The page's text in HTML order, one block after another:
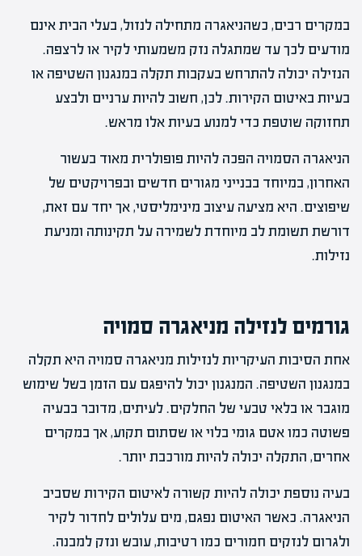
במקרים רבים, כשהניאגרה מתחילה לנזול, בעלי הבית אינם
מודעים לכך עד שמתגלה נזק משמעותי לקיר או לרצפה.
הנזילה יכולה להתרחש בעקבות תקלה במנגנון השטיפה או
בעיות באיטום הקירות. לכן, חשוב להיות ערניים ולבצע
תחזוקה שוטפת כדי למנוע בעיות אלו מראש.
הניאגרה הסמויה הפכה להיות פופולרית מאוד בעשור
האחרון, במיוחד בבנייני מגורים חדשים ובפרויקטים של
שיפוצים. היא מציעה עיצוב מינימליסטי, אך יחד עם זאת,
דורשת תשומת לב מיוחדת לשמירה על תקינותה ומניעת
נזילות.
גורמים לנזילה מניאגרה סמויה
אחת הסיבות העיקריות לנזילות מניאגרה סמויה היא תקלה
במנגנון השטיפה. המנגנון יכול להיפגם עם הזמן בשל שימוש
מוגבר או בלאי טבעי של החלקים. לעיתים, מדובר בבעיה
פשוטה כמו אטם גומי בלוי או שסתום תקוע, אך במקרים
אחרים, התקלה יכולה להיות מורכבת יותר.
בעיה נוספת יכולה להיות קשורה לאיטום הקירות שסביב
הניאגרה. כאשר האיטום נפגם, מים עלולים לחדור לקיר
ולגרום לנזקים חמורים כמו רטיבות, עובש ונזק למבנה.